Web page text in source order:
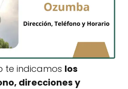
te indicamos los
direcciones y